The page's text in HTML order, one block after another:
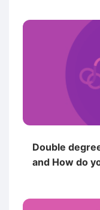
Double
and How do